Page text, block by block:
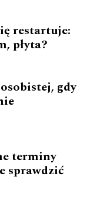
restartuje:
płyta?
gdy
terminy
sprawdzić